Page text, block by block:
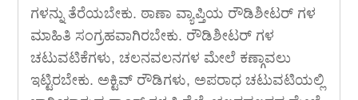
ಗಳನ್ನು ತೆರೆಯಬೇಕು. ಠಾಣಾ ವ್ಯಾಪ್ತಿಯ ರೌಡಿಶೀಟರ್ ಗಳ
ಮಾಹಿತಿ ಸಂಗ್ರಹವಾಗಿರಬೇಕು. ರೌಡಿಶೀಟರ್ ಗಳ
ಚಟುವಟಿಕೆಗಳು, ಚಲನವಲನಗಳ ಮೇಲೆ ಕಣ್ಗಾವಲು
ಇಟ್ಟಿರಬೇಕು. ಅಕ್ಟಿವ್ ರೌಡಿಗಳು, ಅಪರಾಧ ಚಟುವಟಿಯಲ್ಲಿ